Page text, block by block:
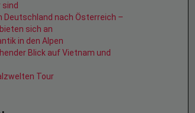
Deutschland nach Österreich –
sich an
in den Alpen
Blick auf Vietnam und
Tour